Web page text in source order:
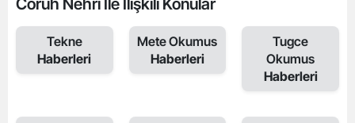
Coruh Nehri İle İlişkili Konular
Tekne
Haberleri
Mete Okumus
Haberleri
Tugce
Okumus
Haberleri